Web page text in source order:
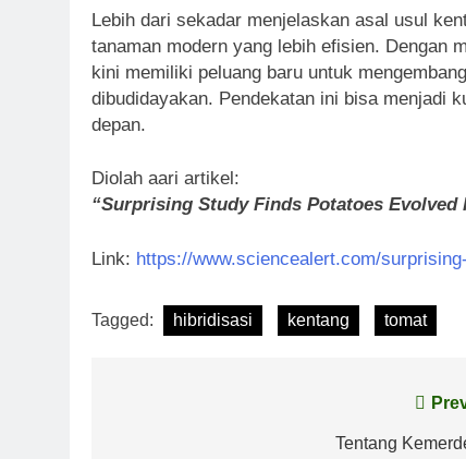
Lebih dari sekadar menjelaskan asal usul
tanaman modern yang lebih efisien. Dengan
kini memiliki peluang baru untuk
dibudidayakan. Pendekatan ini bisa menjadi
depan.
Diolah aari artikel:
“Surprising Study Finds Potatoes Evolved
Link: https://www.sciencealert.com/
Tagged: hibridisasi kentang tomat
Tentang